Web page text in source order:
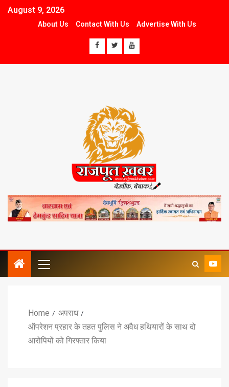
August 9, 2026
About Us Contact With Us Advertise With Us
Home
अपराध
ऑपरेशन प्रहार के तहत पुलिस ने अवैध हथियारों के साथ दो
आरोपियों को गिरफ्तार किया